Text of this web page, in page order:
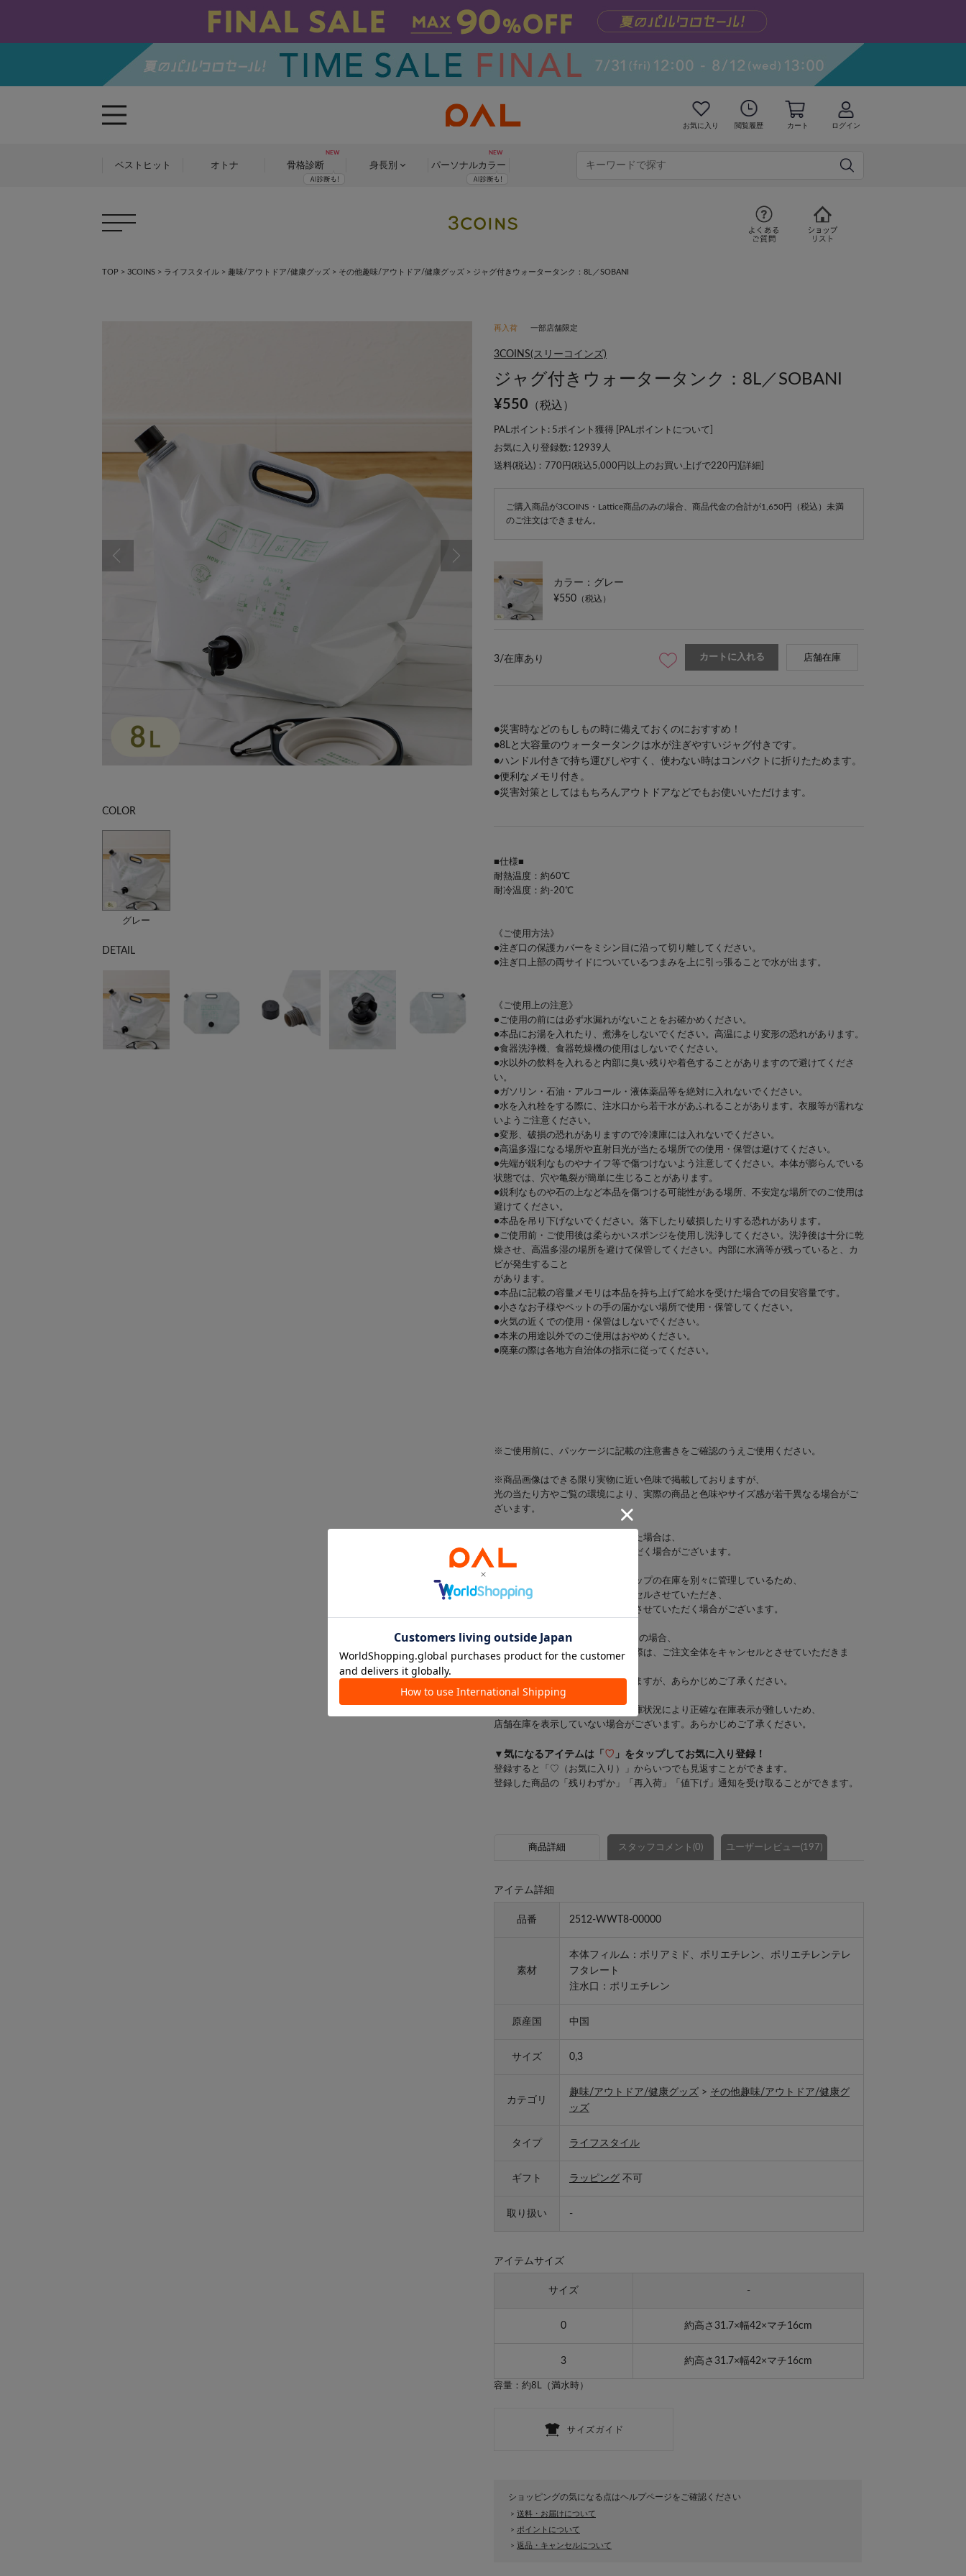
お気に入り 閲覧履歴 カート ログイン
ベストヒット オトナ 骨格診断 身長別 パーソナルカラー
TOP > 3COINS > ライフスタイル > 趣味/アウトドア/健康グッズ > その他趣味/アウトドア/健康グッズ > ジャグ付きウォータータンク：8L／SOBANI
COLOR
グレー
DETAIL
再入荷 一部店舗限定
3COINS(スリーコインズ)
ジャグ付きウォータータンク：8L／SOBANI
¥550 （税込）
PALポイント: 5ポイント獲得 [ PALポイントについて
お気に入り登録数: 12939 人
送料(税込)：770円(税込5,000円以上のお買い上げで220円)[ 詳細
ご購入商品が3COINS・Lattice商品のみの場合、商品代金の合計が1,650円（税込）未満
のご注文はできません。
カラー：グレー
¥550 （税込）
3/在庫あり カートに入れる 店舗在庫
●災害時などのもしもの時に備えておくのにおすすめ！
●8Lと大容量のウォータータンクは水が注ぎやすいジャグ付きです。
●ハンドル付きで持ち運びしやすく、使わない時はコンパクトに折りたためます。
●便利なメモリ付き。
●災害対策としてはもちろんアウトドアなどでもお使いいただけます。
■仕様■
耐熱温度：約60℃
耐冷温度：約-20℃
《ご使用方法》
●注ぎ口の保護カバーをミシン目に沿って切り離してください。
●注ぎ口上部の両サイドについているつまみを上に引っ張ることで水が出ます。
《ご使用上の注意》
●ご使用の前には必ず水漏れがないことをお確かめください。
●本品にお湯を入れたり、煮沸をしないでください。高温により変形の恐れがあります。
●食器洗浄機、食器乾燥機の使用はしないでください。
●水以外の飲料を入れると内部に臭い残りや着色することがありますので避けてくださ
い。
●ガソリン・石油・アルコール・液体薬品等を絶対に入れないでください。
●水を入れ栓をする際に、注水口から若干水があふれることがあります。衣服等が濡れな
いようご注意ください。
●変形、破損の恐れがありますので冷凍庫には入れないでください。
●高温多湿になる場所や直射日光が当たる場所での使用・保管は避けてください。
●先端が鋭利なものやナイフ等で傷つけないよう注意してください。本体が膨らんでいる
状態では、穴や亀裂が簡単に生じることがあります。
●鋭利なものや石の上など本品を傷つける可能性がある場所、不安定な場所でのご使用は
避けてください。
●本品を吊り下げないでください。落下したり破損したりする恐れがあります。
●ご使用前・ご使用後は柔らかいスポンジを使用し洗浄してください。洗浄後は十分に乾
燥させ、高温多湿の場所を避けて保管してください。内部に水滴等が残っていると、カ
ビが発生すること
があります。
●本品に記載の容量メモリは本品を持ち上げて給水を受けた場合での目安容量です。
●小さなお子様やペットの手の届かない場所で使用・保管してください。
●火気の近くでの使用・保管はしないでください。
●本来の用途以外でのご使用はおやめください。
●廃棄の際は各地方自治体の指示に従ってください。
※ご使用前に、パッケージに記載の注意書きをご確認のうえご使用ください。
※商品画像はできる限り実物に近い色味で掲載しておりますが、
光の当たり方やご覧の環境により、実際の商品と色味やサイズ感が若干異なる場合がご
ざいます。
※出荷前に商品不具合が確認された場合は、
該当商品をキャンセルさせていただく場合がございます。
※当店では店舗とオンラインショップの在庫を別々に管理しているため、
在庫状況により一部商品をキャンセルさせていただき、
在庫をご用意できた商品のみ発送させていただく場合がございます。
※お支払い方法がd払い・メルペイの場合、
一部商品のキャンセルが発生した際は、ご注文全体をキャンセルとさせていただきま
お客様にはご迷惑をおかけいたしますが、あらかじめご了承ください。
※一部の商品では、商品仕様や在庫状況により正確な在庫表示が難しいため、
店舗在庫を表示していない場合がございます。あらかじめご了承ください。
▼気になるアイテムは「 ♡ 」をタップしてお気に入り登録！
登録すると「♡（お気に入り）」からいつでも見返すことができます。
登録した商品の「残りわずか」「再入荷」「値下げ」通知を受け取ることができます。
商品詳細 スタッフコメント(0) ユーザーレビュー(197)
アイテム詳細
品番 2512-WWT8-00000
素材
本体フィルム：ポリアミド、ポリエチレン、ポリエチレンテレ
フタレート
注水口：ポリエチレン
原産国 中国
サイズ 0,3
カテゴリ
趣味/アウトドア/健康グッズ > その他趣味/アウトドア/健康グ
ッズ
タイプ ライフスタイル
ギフト ラッピング 不可
取り扱い -
アイテムサイズ
サイズ -
0 約高さ31.7×幅42×マチ16cm
3 約高さ31.7×幅42×マチ16cm
容量：約8L（満水時）
ショッピングの気になる点はヘルプページをご確認ください
> 送料・お届けについて
> ポイントについて
> 返品・キャンセルについて